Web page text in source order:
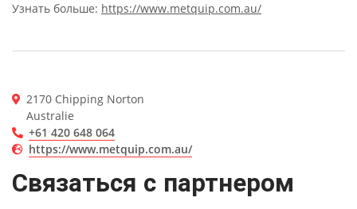
Узнать больше: https://www.metquip.com.au/
2170 Chipping Norton
Australie
+61 420 648 064
https://www.metquip.com.au/
Связаться с партнером